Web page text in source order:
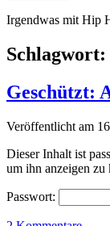
Irgendwas mit Hip
Schlagwort:
Geschützt:
Veröffentlicht am
Dieser Inhalt ist
um ihn anzeigen zu
Passwort: